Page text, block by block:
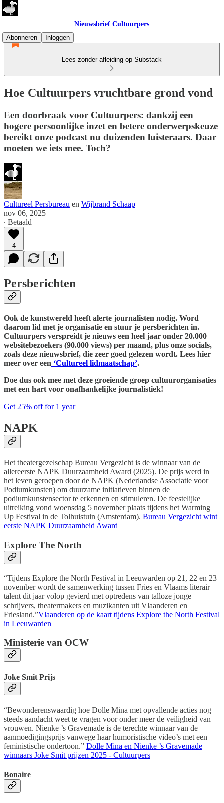
Nieuwsbrief Cultuurpers
Abonneren
Inloggen
Lees zonder afleiding op Substack
Hoe Cultuurpers vruchtbare grond vond
Een doorbraak voor Cultuurpers: dankzij een
hogere persoonlijke inzet en betere onderwerpskeuze
bereikt onze podcast nu duizenden luisteraars. Daar
moeten we iets mee. Toch?
Cultureel Persbureau en Wijbrand Schaap
nov 06, 2025
∙ Betaald
4
Persberichten
Ook de kunstwereld heeft alerte journalisten nodig. Word
daarom lid met je organisatie en stuur je persberichten in.
Cultuurpers verspreidt je nieuws een heel jaar onder 20.000
websitebezoekers (90.000 views) per maand, plus onze socials,
zoals deze nieuwsbrief, die zeer goed gelezen wordt. Lees hier
meer over een ‘Cultureel lidmaatschap’.
Doe dus ook mee met deze groeiende groep cultuurorganisaties
met een hart voor onafhankelijke journalistiek!
Get 25% off for 1 year
NAPK
Het theatergezelschap Bureau Vergezicht is de winnaar van de
allereerste NAPK Duurzaamheid Award (2025). De prijs werd in
het leven geroepen door de NAPK (Nederlandse Associatie voor
Podiumkunsten) om duurzame initiatieven binnen de
podiumkunstensector te erkennen en stimuleren. De feestelijke
uitreiking vond woensdag 5 november plaats tijdens het Warming
Up Festival in de Tolhuistuin (Amsterdam). Bureau Vergezicht wint
eerste NAPK Duurzaamheid Award
Explore The North
“Tijdens Explore the North Festival in Leeuwarden op 21, 22 en 23
november wordt de samenwerking tussen Fries en Vlaams literair
talent dit jaar volop gevierd met optredens van talloze jonge
schrijvers, theatermakers en muzikanten uit Vlaanderen en
Friesland.”Vlaanderen op de kaart tijdens Explore the North Festival
in Leeuwarden
Ministerie van OCW
Joke Smit Prijs
“Bewonderenswaardig hoe Dolle Mina met opvallende acties nog
steeds aandacht weet te vragen voor onder meer de veiligheid van
vrouwen. Nienke ’s Gravemade is de terechte winnaar van de
aanmoedigingsprijs vanwege haar humoristische video’s met een
feministische ondertoon.” Dolle Mina en Nienke ’s Gravemade
winnaars Joke Smit prijzen 2025 - Cultuurpers
Bonaire